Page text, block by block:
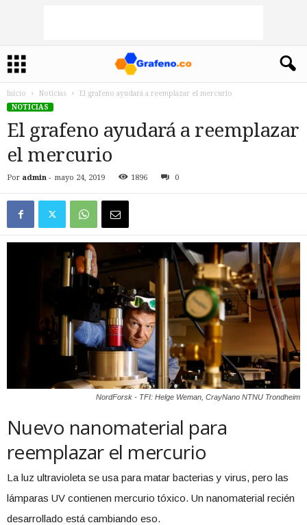
Inicio Noticias
El grafeno ayudará a reemplazar el mercurio
NOTICIAS
El grafeno ayudará a reemplazar
el mercurio
Por admin - mayo 24, 2019 1896 0
NordForsk - TFI: Helge Weman, CrayNano NTNU Trondheim
Nuevo nanomaterial para
reemplazar el mercurio
La luz ultravioleta se usa para matar bacterias y virus, pero las
lámparas UV contienen mercurio tóxico. Un nanomaterial recién
desarrollado está cambiando eso.